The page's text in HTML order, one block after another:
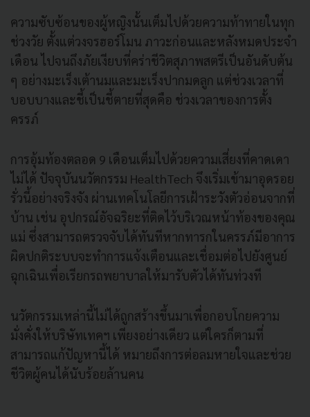
ความซับซ้อนของผู้หญิงนั้นเต็มไปด้วยความท้าทายในทุก
ช่วงวัย ตั้งแต่วงจรฮอร์โมน ภาวะก่อนและหลังหมดประจำ
เดือน ไปจนถึงภัยเงียบที่คร่าชีวิตสุภาพสตรีเป็นอันดับต้น
ๆ อย่างมะเร็งเต้านมและมะเร็งปากมดลูก แต่ช่วงเวลาที่
บอบบางและชี้เป็นชี้ตายที่สุดคือ ช่วงเวลาของการตั้ง
ครรภ์
การอุ้มท้องตลอด 9 เดือนเต็มไปด้วยความเสี่ยงที่คาดเดา
ไม่ได้ ปัจจุบันนวัตกรรม HealthTech จึงเริ่มเข้ามาอุดรอย
รั่วนี้อย่างจริงจัง ผ่านเทคโนโลยีการเฝ้าระวังตัวอ่อนจากที่
บ้าน เช่น อุปกรณ์อัจฉริยะที่ติดไว้บริเวณหน้าท้องของคุณ
แม่ ซึ่งสามารถตรวจจับได้ทันทีหากทารกในครรภ์มีอาการ
ผิดปกติระบบจะทำการแจ้งเตือนและเชื่อมต่อไปยังศูนย์
ฉุกเฉินเพื่อเรียกรถพยาบาลให้มารับตัวได้ทันท่วงที
นวัตกรรมเหล่านี้ไม่ได้ถูกสร้างขึ้นมาเพื่อกอบโกยความ
มั่งคั่งให้บริษัทเทคฯ เพียงอย่างเดียว แต่ใครก็ตามที่
สามารถแก้ปัญหานี้ได้ หมายถึงการต่อลมหายใจและช่วย
ชีวิตผู้คนได้นับร้อยล้านคน